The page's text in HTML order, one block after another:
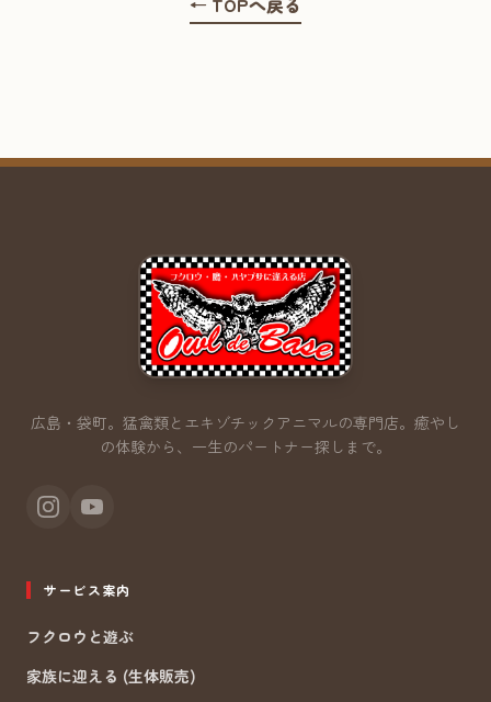
広島・袋町。猛禽類とエキゾチックアニマルの専門店。 癒やし
の体験から、一生のパートナー探しまで。
サービス案内
フクロウと遊ぶ
家族に迎える (生体販売)